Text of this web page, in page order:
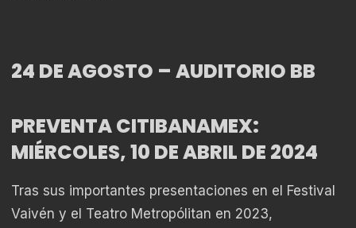
24 DE AGOSTO – AUDITORIO BB
PREVENTA CITIBANAMEX:
MIÉRCOLES, 10 DE ABRIL DE 2024
Tras sus importantes presentaciones en el Festival
Vaivén y el Teatro Metropólitan en 2023,